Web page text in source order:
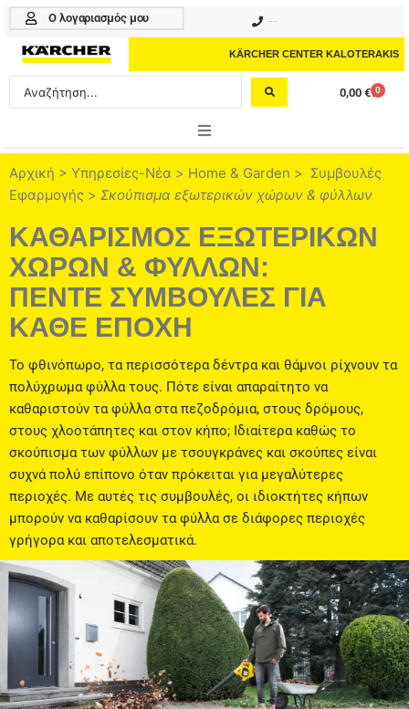
Μετάβαση
περιεχόμενο
Ο λογαριασμός μου
KÄRCHER CENTER KALOTERAKIS
Search
...
0,00 € 0
Cart
ONLINE SHOP
HOME & GARDEN
PROFESSIONAL
ΑΞΕΣΟΥΑΡ
ΚΑΘΑΡΙΣΤΙΚΑ
ΥΠΗΡΕΣΙΕΣ-ΝΕΑ-ΛΥΣΕΙΣ
Αρχική > Υπηρεσίες-Νέα > Home & Garden > Συμβουλές
Εφαρμογής > Σκούπισμα εξωτερικών χώρων & φύλλων
ΚΑΘΑΡΙΣΜΟΣ ΕΞΩΤΕΡΙΚΩΝ
ΧΩΡΩΝ & ΦΥΛΛΩΝ:
ΠΕΝΤΕ ΣΥΜΒΟΥΛΕΣ ΓΙΑ
ΚΑΘΕ ΕΠΟΧΗ
Το φθινόπωρο, τα περισσότερα δέντρα και θάμνοι ρίχνουν τα
πολύχρωμα φύλλα τους. Πότε είναι απαραίτητο να
καθαριστούν τα φύλλα στα πεζοδρόμια, στους δρόμους,
στους χλοοτάπητες και στον κήπο; Ιδιαίτερα καθώς το
σκούπισμα των φύλλων με τσουγκράνες και σκούπες είναι
συχνά πολύ επίπονο όταν πρόκειται για μεγαλύτερες
περιοχές. Με αυτές τις συμβουλές, οι ιδιοκτήτες κήπων
μπορούν να καθαρίσουν τα φύλλα σε διάφορες περιοχές
γρήγορα και αποτελεσματικά.